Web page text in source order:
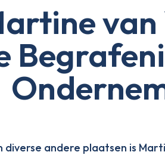
van
andere plaatsen is